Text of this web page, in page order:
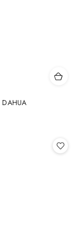
DAHUA